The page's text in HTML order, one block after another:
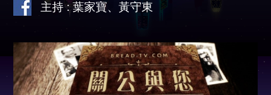
主持 : 葉家寶、黃守東